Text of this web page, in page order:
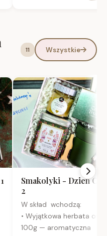
11 Wszystkie
Smakolyki - Dzien
2
W skład wchodzą:
• Wyjątkowa herbata
100g — aromatyczna